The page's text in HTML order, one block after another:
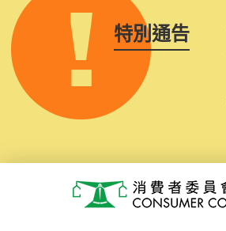
特別通告
消費者委員會